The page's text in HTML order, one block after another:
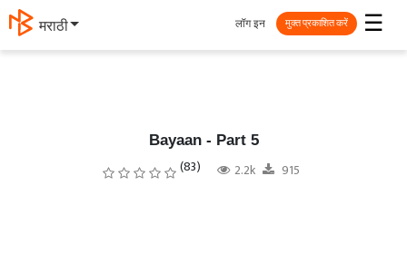
मराठी ☰
लॉग इन मुक्त प्रकाशित करें
Bayaan - Part 5
(83) 2.2k 915